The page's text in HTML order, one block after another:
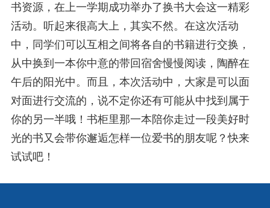
书资源，在上一学期成功举办了换书大会这一精彩
活动。听起来很高大上，其实不然。在这次活动
中，同学们可以互相之间将各自的书籍进行交换，
从中换到一本你中意的带回宿舍慢慢阅读，陶醉在
午后的阳光中。而且，本次活动中，大家是可以面
对面进行交流的，说不定你还有可能从中找到属于
你的另一半哦！书柜里那一本陪你走过一段美好时
光的书又会带你邂逅怎样一位爱书的朋友呢？快来
试试吧！